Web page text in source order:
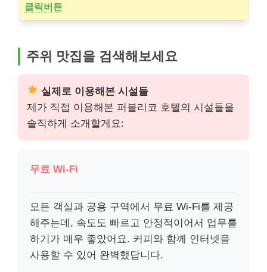
클릭버튼
주위 맛집을 검색해보세요
실제로 이용해본 시설들
제가 직접 이용해본 퍼블리코 호텔의 시설들을
솔직하게 소개할게요:
무료 Wi-Fi
모든 객실과 공용 구역에서 무료 Wi-Fi를 제공
해주는데, 속도도 빠르고 안정적이어서 업무를
하기가 매우 좋았어요. 커피와 함께 인터넷을
사용할 수 있어 완벽했답니다.